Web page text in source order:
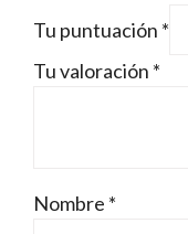
Tu puntuación *
Tu valoración *
Nombre *